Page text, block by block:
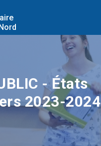
- États
2023-2024